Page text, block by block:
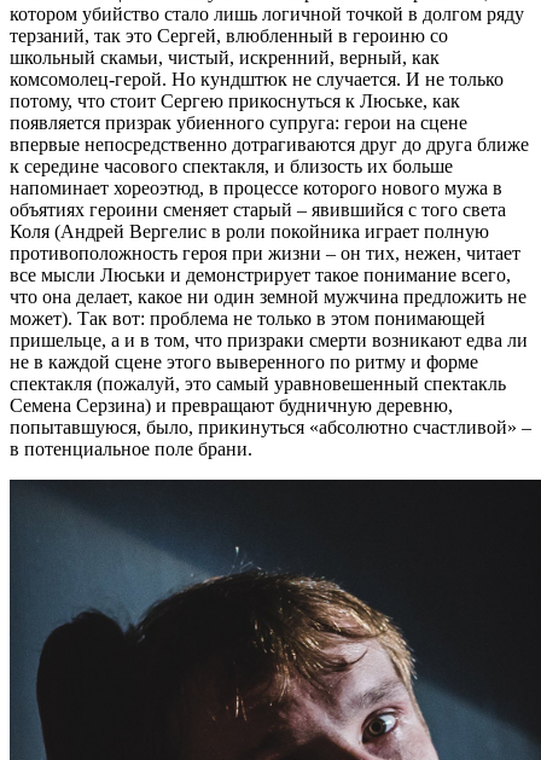
котором убийство стало лишь логичной точкой в долгом ряду
терзаний, так это Сергей, влюбленный в героиню со
школьный скамьи, чистый, искренний, верный, как
комсомолец-герой. Но кундштюк не случается. И не только
потому, что стоит Сергею прикоснуться к Люське, как
появляется призрак убиенного супруга: герои на сцене
впервые непосредственно дотрагиваются друг до друга ближе
к середине часового спектакля, и близость их больше
напоминает хореоэтюд, в процессе которого нового мужа в
объятиях героини сменяет старый – явившийся с того света
Коля (Андрей Вергелис в роли покойника играет полную
противоположность героя при жизни – он тих, нежен, читает
все мысли Люськи и демонстрирует такое понимание всего,
что она делает, какое ни один земной мужчина предложить не
может). Так вот: проблема не только в этом понимающей
пришельце, а и в том, что призраки смерти возникают едва ли
не в каждой сцене этого выверенного по ритму и форме
спектакля (пожалуй, это самый уравновешенный спектакль
Семена Серзина) и превращают будничную деревню,
попытавшуюся, было, прикинуться «абсолютно счастливой» –
в потенциальное поле брани.